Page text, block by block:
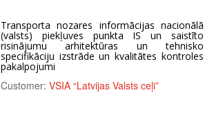
Transporta nozares informācijas nacionālā
(valsts) piekļuves punkta IS un saistīto
risinājumu arhitektūras un tehnisko
specifikāciju izstrāde un kvalitātes kontroles
pakalpojumi
Customer:VSIA “Latvijas Valsts ceļi”